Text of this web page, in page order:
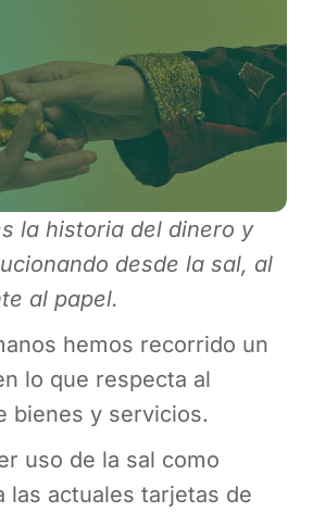
la historia del dinero y
desde la sal, al
al papel.
hemos recorrido un
lo que respecta al
bienes y servicios.
uso de la sal como
las actuales tarjetas de